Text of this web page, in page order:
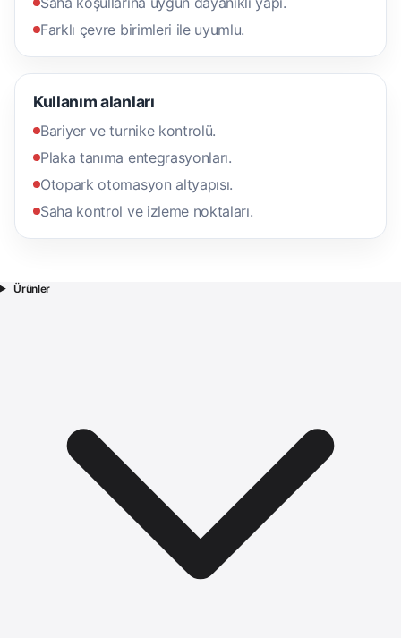
Farklı çevre birimleri ile uyumlu.
Kullanım alanları
Bariyer ve turnike kontrolü.
Plaka tanıma entegrasyonları.
Otopark otomasyon altyapısı.
Saha kontrol ve izleme noktaları.
Ürünler